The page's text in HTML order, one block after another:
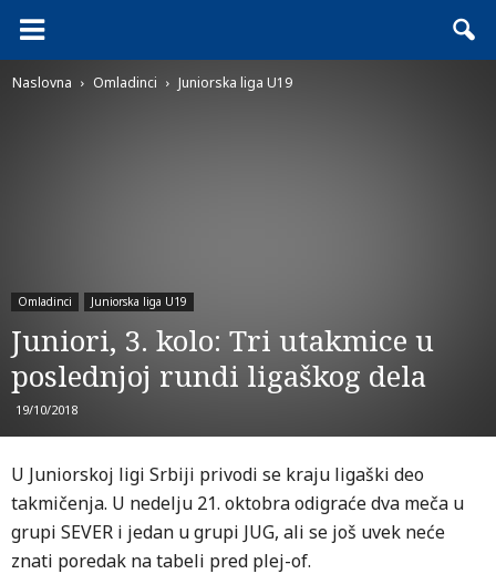
Naslovna Omladinci Juniorska liga U19
Omladinci Juniorska liga U19
Juniori, 3. kolo: Tri utakmice u
poslednjoj rundi ligaškog dela
19/10/2018
U Juniorskoj ligi Srbiji privodi se kraju ligaški deo
takmičenja. U nedelju 21. oktobra odigraće dva meča u
grupi SEVER i jedan u grupi JUG, ali se još uvek neće
znati poredak na tabeli pred plej-of.